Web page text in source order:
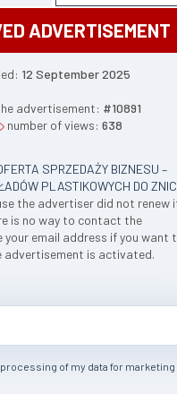
ADVERTISEMENT
12 September 2025
advertisement: #10891
number of views: 638
SPRZEDAŻY BIZNESU –
PLASTIKOWYCH DO
the advertiser did not renew
is no way to contact the
your email address if you want
advertisement is activated.
of my data for marketing